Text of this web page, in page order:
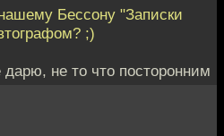
Бессону "Записки
;)
не то что посторонним